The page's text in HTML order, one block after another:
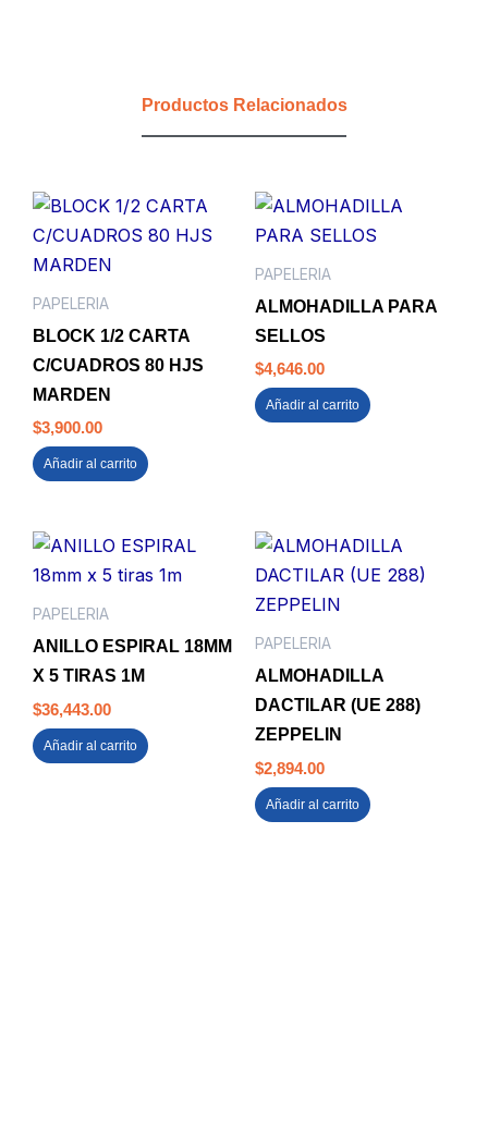
Productos Relacionados
PAPELERIA
BLOCK 1/2 CARTA
C/CUADROS 80 HJS
MARDEN
$3,900.00
Añadir al carrito
PAPELERIA
ALMOHADILLA PARA
SELLOS
$4,646.00
Añadir al carrito
PAPELERIA
ANILLO ESPIRAL 18MM
X 5 TIRAS 1M
$36,443.00
Añadir al carrito
PAPELERIA
ALMOHADILLA
DACTILAR (UE 288)
ZEPPELIN
$2,894.00
Añadir al carrito